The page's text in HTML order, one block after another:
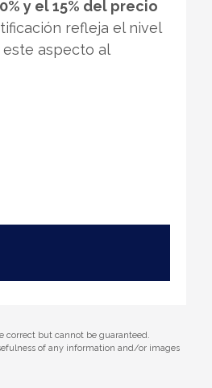
y el 15% del precio
refleja el nivel
aspecto al
correct but cannot be guaranteed.
of any information and/or images